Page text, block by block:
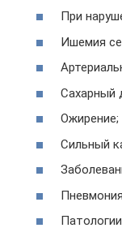
При
Ишемия
Сахарный
Ожирение;
Сильный